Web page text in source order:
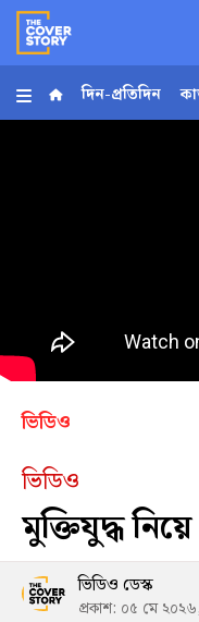
হোম
Follow
দিন-প্রতিদিন
ভিডিও
ভিডিও
মুক্তিযুদ্ধ
ভিডিও ডেস্ক
প্রকাশ: ০৫ মে